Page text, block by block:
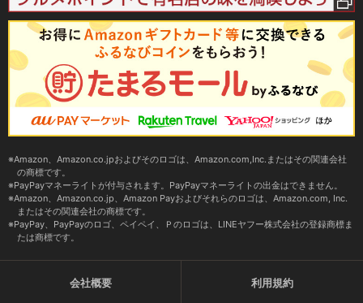
Amazon、Amazon.co.jpおよびそのロゴは、Amazon.com,Inc.またはその関連会社
の商標です。
PayPayマネーライトが付与されます。PayPayマネーライトの出金はできません。
Amazon、Amazon.co.jp、Amazon Payおよびそれらのロゴは、Amazon.com, Inc.
またはその関連会社の商標です。
PayPay、PayPayのロゴ、ペイペイ、Ｐのロゴは、LINEヤフー株式会社の登録商標ま
たは商標です。
会社概要 利用規約